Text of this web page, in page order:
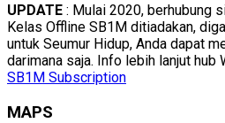
UPDATE : Mulai 2020, berhubung
Kelas Offline SB1M ditiadakan,
untuk Seumur Hidup, Anda dapat
darimana saja. Info lebih lanjut hub
SB1M Subscription
MAPS